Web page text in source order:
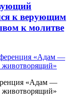
к верующим
к молитве
«Адам —